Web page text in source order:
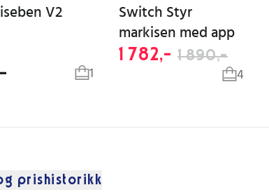
V2
1
Switch Styr
markisen med app
1 782,- 1 890,-
4
prishistorikk